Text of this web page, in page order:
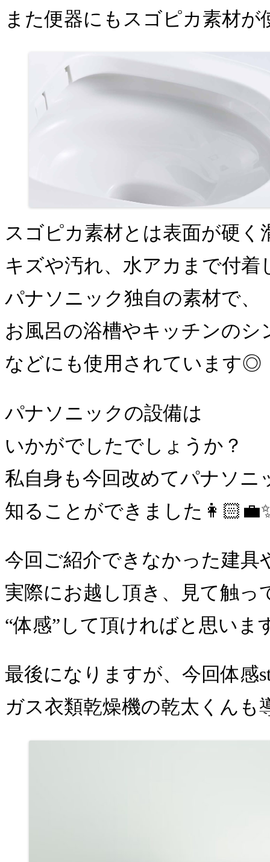
また便器にもスゴピカ素材が
スゴピカ素材とは表面が硬く
キズや汚れ、水アカまで付着
パナソニック独自の素材で、
お風呂の浴槽やキッチンのシ
などにも使用されています◎
パナソニックの設備は
いかがでしたでしょうか？
私自身も今回改めてパナソニ
知ることができました
今回ご紹介できなかった建具
実際にお越し頂き、見て触っ
“体感”して頂ければと思います
最後になりますが、今回体感
ガス衣類乾燥機の乾太くんも